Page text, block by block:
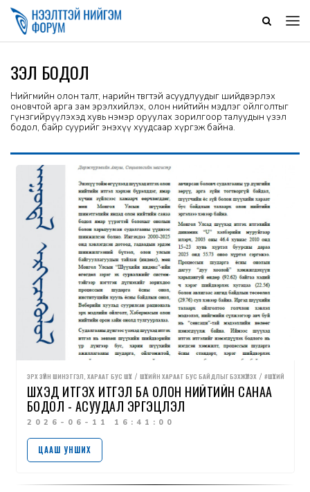
ҮЗЭЛ БОДОЛ
Нийгмийн олон талт, нарийн төвөгтэй асуудлуудыг шийдвэрлэх
оновчтой арга зам эрэлхийлэх, олон нийтийн мэдлэг ойлголтыг
гүнзгийрүүлэхэд хувь нэмэр оруулах зорилгоор талуудын үзэл
бодол, байр суурийг энэхүү хуудсаар хүргэж байна.
ЭРХ ЗҮЙН ШИНЭТГЭЛ, ХАРААТ БУС ШҮҮХ ШҮҮХИЙН ХАРААТ БУС БАЙДЛЫГ БЭХЖҮҮЛЭХ
ШҮҮХЭД ИТГЭХ ИТГЭЛ БА ОЛОН НИЙТИЙН САНАА
БОДОЛ - АСУУДАЛ ЭРГЭЦҮҮЛЭЛ
2026-06-11 16:41:00
ЦААШ УНШИХ